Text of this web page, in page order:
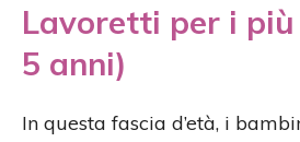
Lavoretti per i
5 anni)
In questa fascia d’età, i